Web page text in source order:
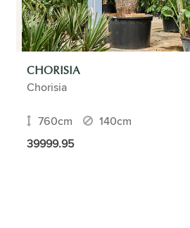
CHORISIA
Chorisia
760cm
140cm
39999.95